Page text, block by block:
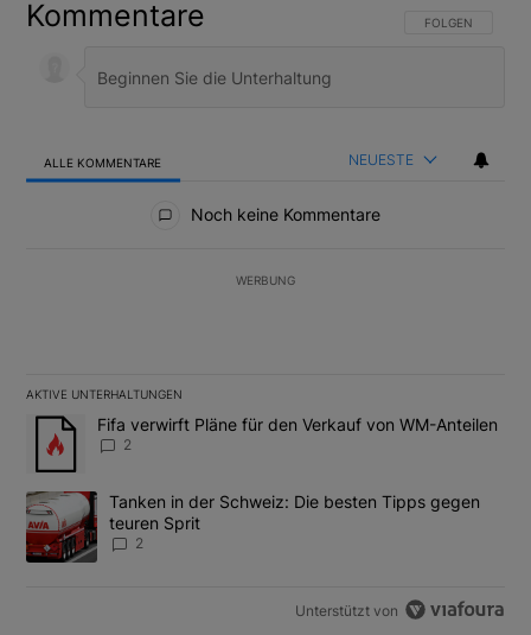
Kommentare FOLGE DIESER
FOLGEN
ALLE KOMMENTARE NEUESTE
Noch keine Kommentare
WERBUNG
AKTIVE UNTERHALTUNGEN
Das Folgende ist eine Liste der am meisten kommentierten
Ein Trendartikel mit dem Titel "Fifa verwirft Pläne für den
Fifa verwirft Pläne für den Verkauf von WM-Anteilen
2
Ein Trendartikel mit dem Titel "Tanken in der Schweiz: Die
Tanken in der Schweiz: Die besten Tipps gegen
teuren Sprit
2
Unterstützt von